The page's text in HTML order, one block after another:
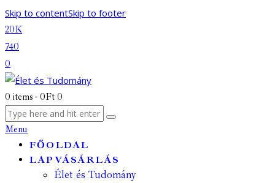
Skip to contentSkip to footer
20K
740
0
0 items - 0Ft 0
Menu
FŐOLDAL
LAPVÁSÁRLÁS
Élet és Tudomány